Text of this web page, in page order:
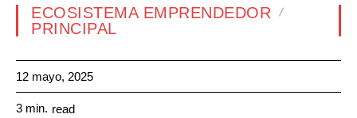
ECOSISTEMA EMPRENDEDOR
PRINCIPAL
12 mayo, 2025
3 min. read